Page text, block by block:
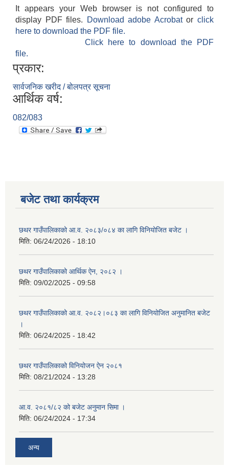
It appears your Web browser is not configured to
display PDF files.
Download adobe Acrobatorclick
here to download the PDF file.
Click here to download the PDF
file.
प्रकार:
सार्वजनिक खरीद / बोलपत्र सूचना
आर्थिक वर्ष:
082/083
बजेट तथा कार्यक्रम
छथर गाउँपालिकाको आ.व. २०८३/०८४ का लागि विनियोजित बजेट ।
मिति: 06/24/2026 - 18:10
छथर गाउँपालिकाको आर्थिक ऐन, २०८२ ।
मिति: 09/02/2025 - 09:58
छथर गाउँपालिकाको आ.व. २०८२।०८३ का लागि विनियोजित अनुमानित बजेट
।
मिति: 06/24/2025 - 18:42
छथर गाउँपालिकाको विनियोजन ऐन २०८१
मिति: 08/21/2024 - 13:28
आ.व. २०८१/८२ को बजेट अनुमान सिमा ।
मिति: 06/24/2024 - 17:34
अन्य